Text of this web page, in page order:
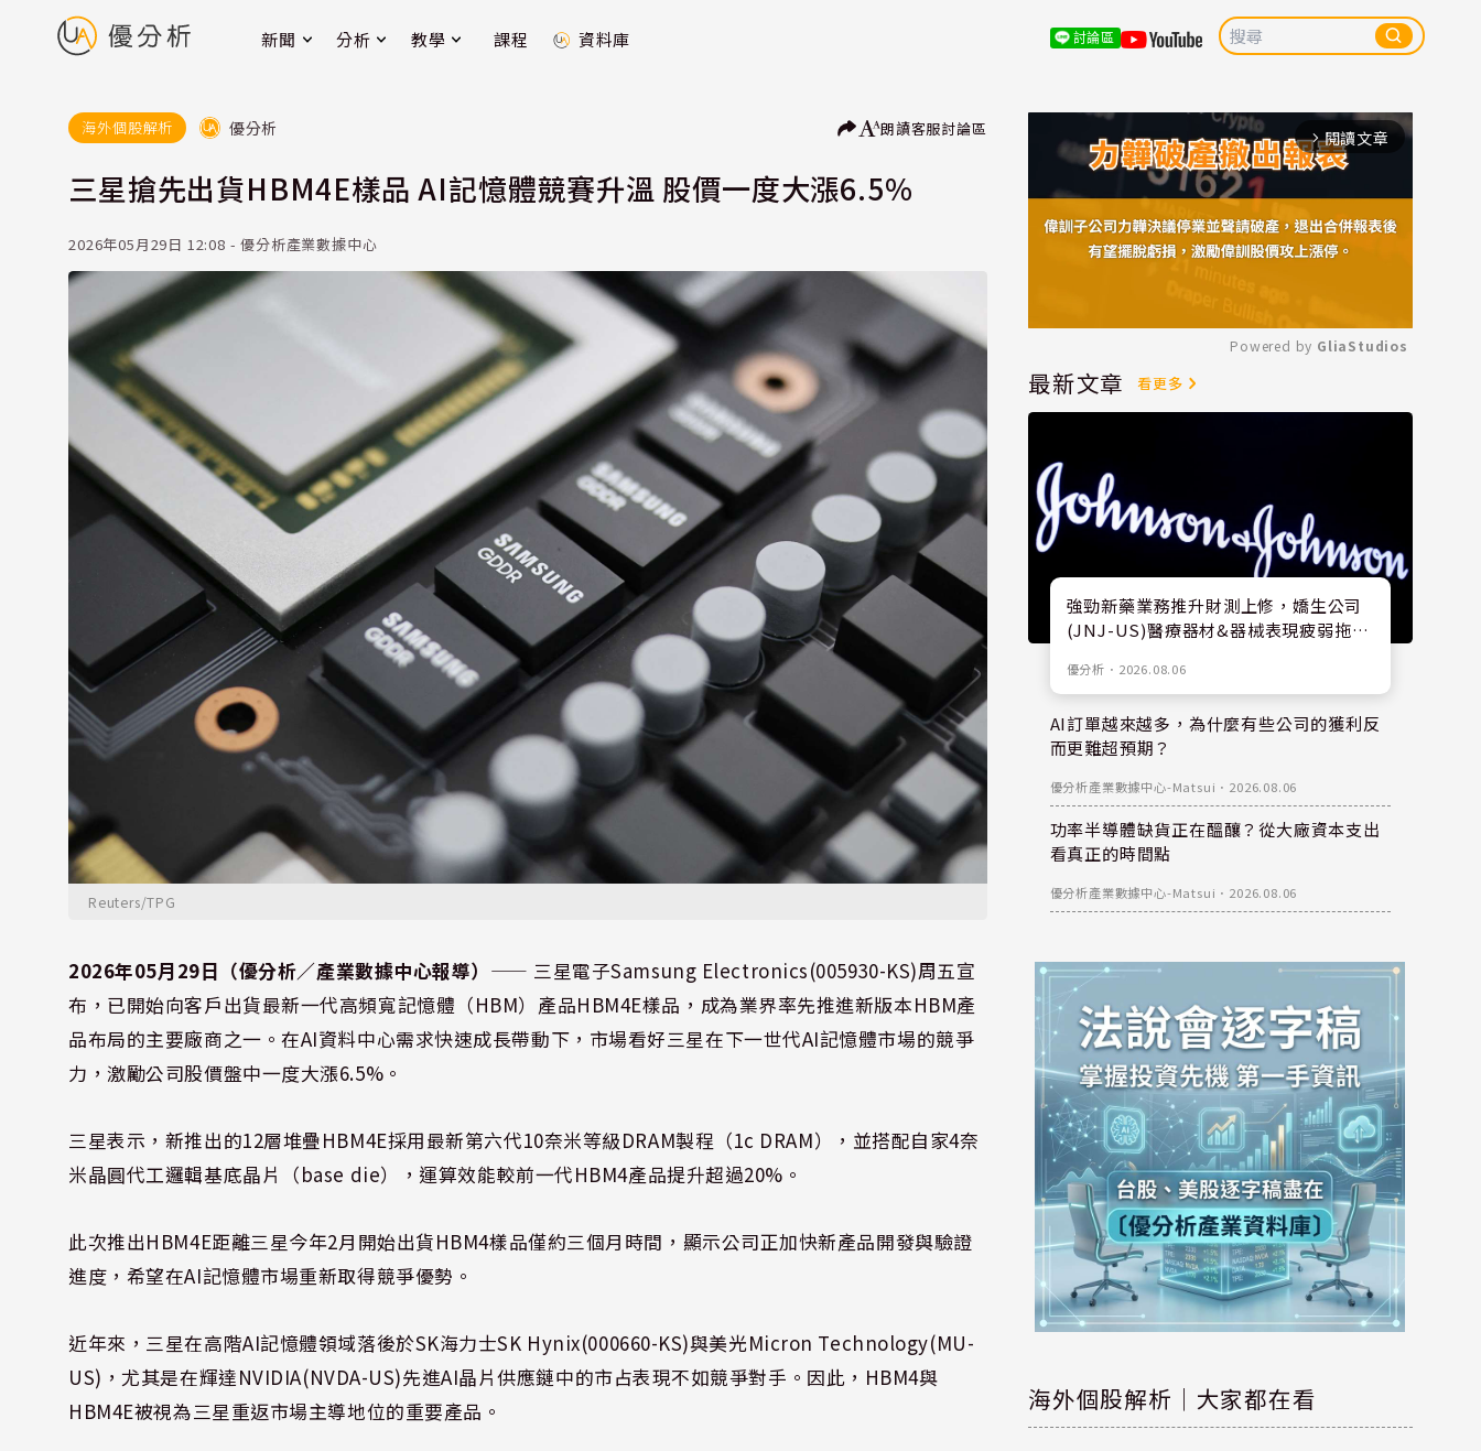
新聞 分析 教學 課程 資料庫 討論區
海外個股解析 優分析 朗讀客服討論區
三星搶先出貨HBM4E樣品 AI記憶體競賽升溫 股價一度大漲6.5%
2026年05月29日 12:08 - 優分析產業數據中心
Reuters/TPG
2026年05月29日（優分析／產業數據中心報導） ⸺ 三星電子Samsung Electronics(005930-KS)周五宣
布，已開始向客戶出貨最新一代高頻寬記憶體（HBM）產品HBM4E樣品，成為業界率先推進新版本HBM產
品布局的主要廠商之一。在AI資料中心需求快速成長帶動下，市場看好三星在下一世代AI記憶體市場的競爭
力，激勵公司股價盤中一度大漲6.5%。
三星表示，新推出的12層堆疊HBM4E採用最新第六代10奈米等級DRAM製程（1c DRAM），並搭配自家4奈
米晶圓代工邏輯基底晶片（base die），運算效能較前一代HBM4產品提升超過20%。
此次推出HBM4E距離三星今年2月開始出貨HBM4樣品僅約三個月時間，顯示公司正加快新產品開發與驗證
進度，希望在AI記憶體市場重新取得競爭優勢。
近年來，三星在高階AI記憶體領域落後於SK海力士SK Hynix(000660-KS)與美光Micron Technology(MU-
US)，尤其是在輝達NVIDIA(NVDA-US)先進AI晶片供應鏈中的市占表現不如競爭對手。因此，HBM4與
HBM4E被視為三星重返市場主導地位的重要產品。
arrow_forward_ios 閱讀文章
Mute
Powered by GliaStudios
最新文章 看更多
強勁新藥業務推升財測上修，嬌生公司
(JNJ-US)醫療器材&器械表現疲弱拖累
優分析 ． 2026.08.06
AI訂單越來越多，為什麼有些公司的獲利反
而更難超預期？
優分析產業數據中心-Matsui ． 2026.08.06
功率半導體缺貨正在醞釀？從大廠資本支出
看真正的時間點
優分析產業數據中心-Matsui ． 2026.08.06
海外個股解析｜大家都在看